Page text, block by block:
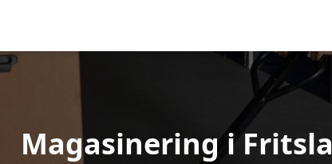
Magasinering i Fritsla